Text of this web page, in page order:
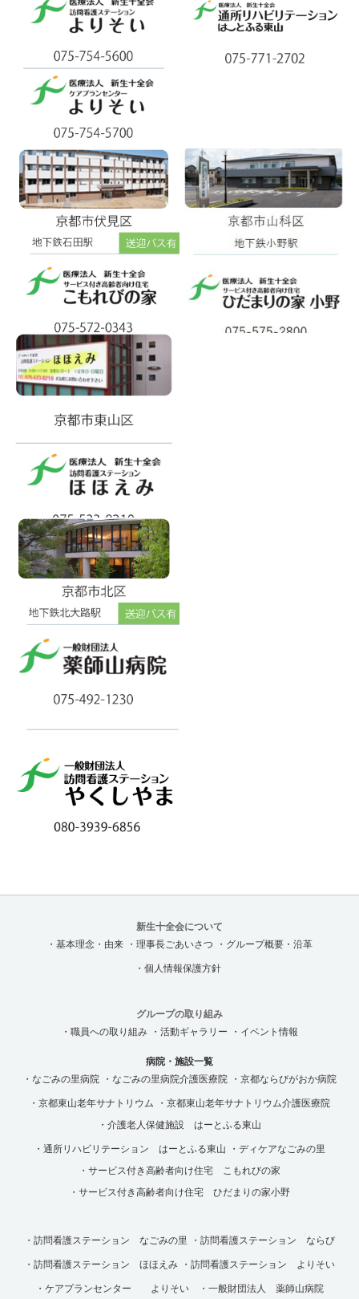
新生十全会について
・基本理念・由来
・理事長ごあいさつ ・グループ概要・沿革
・個人情報保護方針
グループの取り組み
・職員への取り組み
・活動ギャラリー ・イベント情報
病院・施設一覧
・なごみの里病院
・なごみの里病院介護医療院 ・京都ならびがおか病院
・京都東山老年サナトリウム
・京都東山老年サナトリウム介護医療院
・介護老人保健施設 はーとふる東山
・通所リハビリテーション はーとふる東山
・ディケアなごみの里
・サービス付き高齢者向け住宅 こもれびの家
・サービス付き高齢者向け住宅 ひだまりの家小野
・訪問看護ステーション なごみの里 ・訪問看護ステーション ならび
・訪問看護ステーション ほほえみ ・訪問看護ステーション よりそい
・ケアプランセンター よりそい ・一般財団法人 薬師山病院